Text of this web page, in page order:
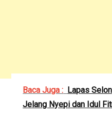
Baca Juga : Lapas
Jelang Nyepi dan Idul